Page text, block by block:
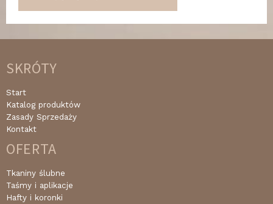
SKRÓTY
Start
Katalog produktów
Zasady Sprzedaży
Kontakt
OFERTA
Tkaniny ślubne
Taśmy i aplikacje
Hafty i koronki